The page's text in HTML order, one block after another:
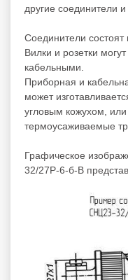
другие соединители и
Соединители состоят
Вилки и розетки
кабельными.
Приборная и
может
угловым кожухом,
термоусаживаемые
Графическое
32/27Р-6-б-В